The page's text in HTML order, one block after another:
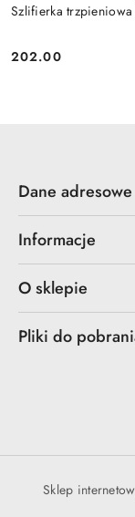
Szlifierka trzpieniowa
Cena:
202.00
Dane adresowe
Informacje
O sklepie
Pliki do
Sklep